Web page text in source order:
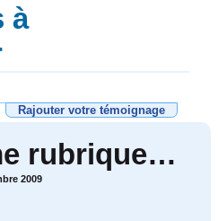
à
Rajouter votre témoignage
rubrique…
2009